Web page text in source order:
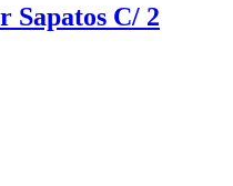
Sapatos C/ 2